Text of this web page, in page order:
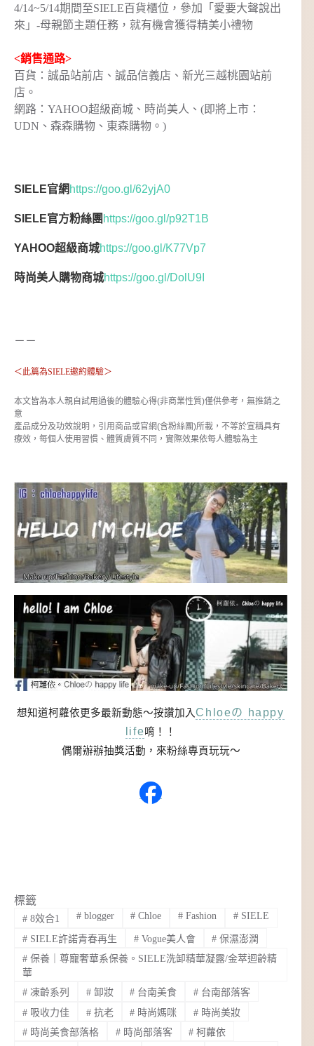
4/14~5/14期間至SIELE百貨櫃位，參加「愛要大聲說出
來」-母親節主題任務，就有機會獲得精美小禮物
<銷售通路>
百貨：誠品站前店、誠品信義店、新光三越桃園站前
店。
網路：YAHOO超級商城、時尚美人、(即將上市：
UDN、森森購物、東森購物。)
SIELE官網 https://goo.gl/62yjA0
SIELE官方粉絲團 https://goo.gl/p92T1B
YAHOO超級商城https://goo.gl/K77Vp7
時尚美人購物商城https://goo.gl/DolU9I
－－
＜此篇為SIELE邀約體驗＞
本文皆為本人親自試用過後的體驗心得(非商業性質)僅供參考，無推銷之
意
產品成分及功效說明，引用商品或官網(含粉絲團)所載，不等於宣稱具有
療效，每個人使用習慣、體質膚質不同，實際效果依每人體驗為主
想知道柯蘿依更多最新動態～按讚加入Chloeの happy
life唷！！
偶爾辦辦抽獎活動，來粉絲專頁玩玩～
標籤
#8效合1 #blogger # Chloe # Fashion # SIELE
#SIELE許諾青春再生 #Vogue美人會 # 保濕澎潤
#保養｜尊寵奢華系保養。SIELE洗卸精華凝露/金萃迴齡精
華
#凍齡系列 #卸妝 # 台南美食 # 台南部落客
#吸收力佳 #抗老 # 時尚媽咪 # 時尚美妝
#時尚美食部落格 #時尚部落客 # 柯蘿依